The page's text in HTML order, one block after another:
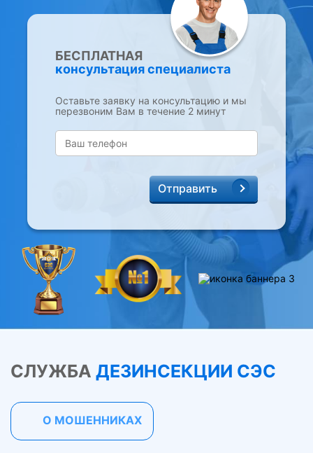
БЕСПЛАТНАЯ
консультация специалиста
Оставьте заявку на консультацию и мы
перезвоним Вам в течение 2 минут
Отправить
СЛУЖБА ДЕЗИНСЕКЦИИ СЭС
О МОШЕННИКАХ